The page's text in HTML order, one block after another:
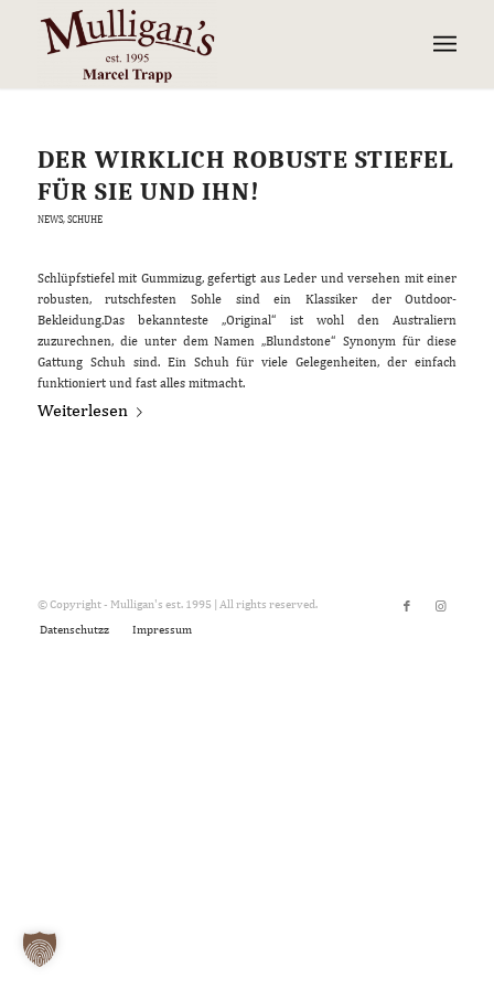
DER WIRKLICH ROBUSTE STIEFEL
FÜR SIE UND IHN!
NEWS,SCHUHE
Schlüpfstiefel mit Gummizug, gefertigt aus Leder und versehen mit einer
robusten, rutschfesten Sohle sind ein Klassiker der Outdoor-
Bekleidung.Das bekannteste „Original“ ist wohl den Australiern
zuzurechnen, die unter dem Namen „Blundstone“ Synonym für diese
Gattung Schuh sind. Ein Schuh für viele Gelegenheiten, der einfach
funktioniert und fast alles mitmacht.
Weiterlesen
© Copyright - Mulligan's est. 1995 | All rights reserved.
Datenschutzz
Impressum